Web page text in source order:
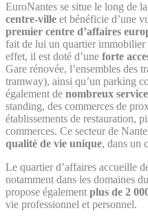
EuroNantes se situe le long de
centre-ville et bénéficie d’une
premier centre d’affaires
fait de lui un quartier immobilier
effet, il est doté d’une forte
Gare rénovée, l’ensembles des
tramway), ainsi qu’un parking
également de nombreux
standing, des commerces de
établissements de restauration,
commerces. Ce secteur de
qualité de vie unique, dans un
Le quartier d’affaires accueille
notamment dans les domaines
propose égalementplus de 2
vie professionnel et personnel.